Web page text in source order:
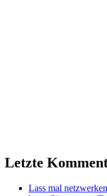
Letzte
Lass mal